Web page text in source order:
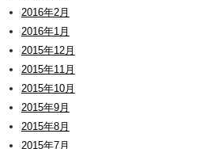
2016年2月
2016年1月
2015年12月
2015年11月
2015年10月
2015年9月
2015年8月
2015年7月